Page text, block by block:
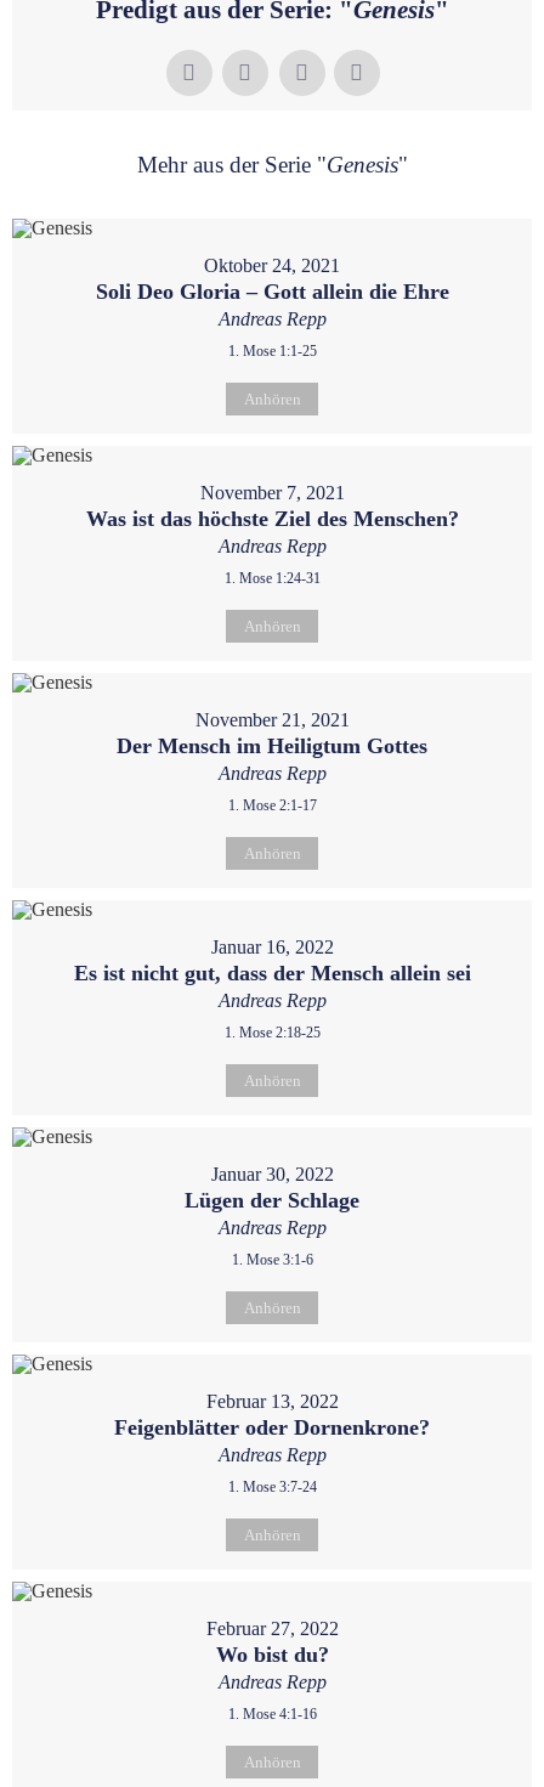
Predigt aus der Serie: "Genesis"
Mehr aus der Serie "Genesis"
Oktober 24, 2021
Soli Deo Gloria – Gott allein die Ehre
Andreas Repp
1. Mose 1:1-25
Anhören
November 7, 2021
Was ist das höchste Ziel des Menschen?
Andreas Repp
1. Mose 1:24-31
Anhören
November 21, 2021
Der Mensch im Heiligtum Gottes
Andreas Repp
1. Mose 2:1-17
Anhören
Januar 16, 2022
Es ist nicht gut, dass der Mensch allein sei
Andreas Repp
1. Mose 2:18-25
Anhören
Januar 30, 2022
Lügen der Schlage
Andreas Repp
1. Mose 3:1-6
Anhören
Februar 13, 2022
Feigenblätter oder Dornenkrone?
Andreas Repp
1. Mose 3:7-24
Anhören
Februar 27, 2022
Wo bist du?
Andreas Repp
1. Mose 4:1-16
Anhören